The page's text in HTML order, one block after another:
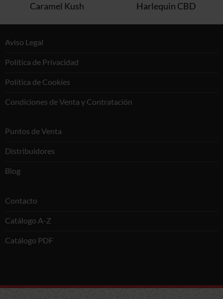
Caramel Kush Harlequin CBD
Aviso Legal
Política de Privacidad
Política de Cookies
Condiciones de Venta y Contratación
Puntos de Venta
Distribuidores
Blog
Contacto
Catálogo A-Z
Catálogo PDF